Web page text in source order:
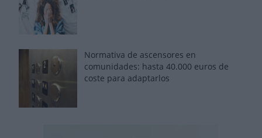
Normativa de ascensores en
comunidades: hasta 40.000 euros de
coste para adaptarlos